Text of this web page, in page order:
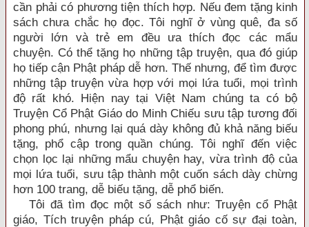
cần phải có phương tiện thích hợp. Nếu đem tặng kinh
sách chưa chắc họ đọc. Tôi nghĩ ở vùng quê, đa số
người lớn và trẻ em đều ưa thích đọc các mẩu
chuyện. Có thể tặng họ những tập truyện, qua đó giúp
họ tiếp cận Phật pháp dễ hơn. Thế nhưng, để tìm được
những tập truyện vừa hợp với mọi lứa tuổi, mọi trình
độ rất khó. Hiện nay tại Việt Nam chúng ta có bộ
Truyện Cổ Phật Giáo do Minh Chiếu sưu tập tương đối
phong phú, nhưng lại quá dày không đủ khả năng biếu
tặng, phổ cập trong quần chúng. Tôi nghĩ đến việc
chọn lọc lại những mẩu chuyện hay, vừa trình độ của
mọi lứa tuổi, sưu tập thành một cuốn sách dày chừng
hơn 100 trang, dễ biếu tặng, dễ phổ biến.
Tôi đã tìm đọc một số sách như: Truyện cổ Phật
giáo, Tích truyện pháp cú, Phật giáo cố sự đại toàn,